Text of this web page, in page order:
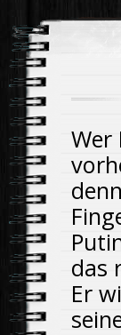
Wer
das
Er